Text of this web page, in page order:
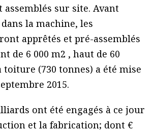
sur site. Avant
la machine, les
apprêtés et pré-assemblés
de 6 000 m2 , haut de 60
(730 tonnes) a été mise
2015.
ont été engagés à ce jour
et la fabrication; dont €